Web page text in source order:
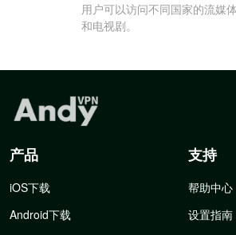
用户可以访问不同国家的流媒
和电视剧。
产品
iOS下载
Android下载
支持
帮助中心
设置指南